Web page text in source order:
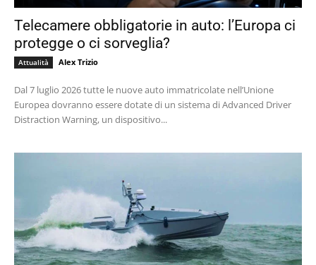
Telecamere obbligatorie in auto: l’Europa ci
protegge o ci sorveglia?
Attualità Alex Trizio
Dal 7 luglio 2026 tutte le nuove auto immatricolate nell’Unione
Europea dovranno essere dotate di un sistema di Advanced Driver
Distraction Warning, un dispositivo...